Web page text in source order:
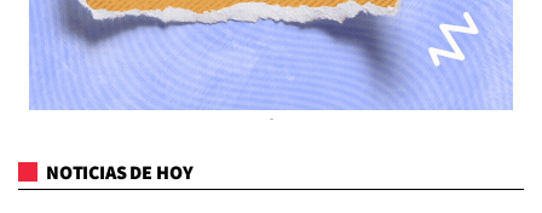
NOTICIAS DE HOY